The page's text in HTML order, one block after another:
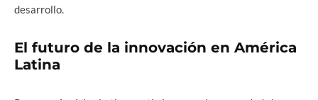
desarrollo.
El futuro de la innovación en América
Latina